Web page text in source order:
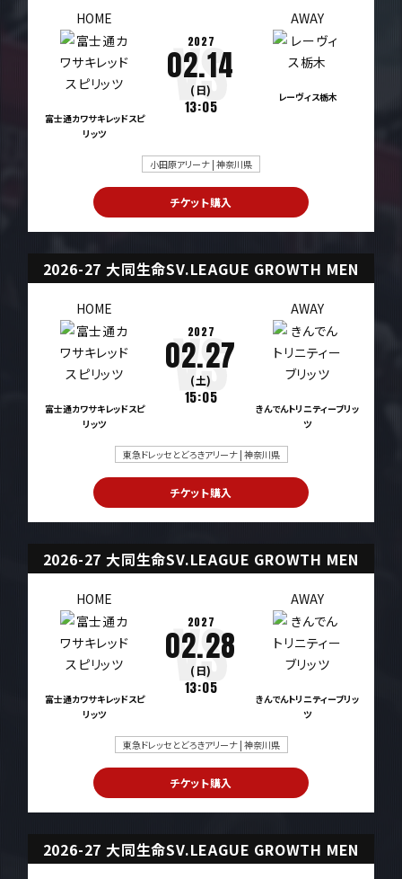
HOME
富士通カワサキレッドスピ
リッツ
2027
02.14
(日)
13:05
AWAY
レーヴィス栃木
小田原アリーナ | 神奈川県
チケット購入
2026-27 大同生命SV.LEAGUE GROWTH MEN
HOME
富士通カワサキレッドスピ
リッツ
2027
02.27
(土)
15:05
AWAY
きんでんトリニティーブリッ
ツ
東急ドレッセとどろきアリーナ | 神奈川県
チケット購入
2026-27 大同生命SV.LEAGUE GROWTH MEN
HOME
富士通カワサキレッドスピ
リッツ
2027
02.28
(日)
13:05
AWAY
きんでんトリニティーブリッ
ツ
東急ドレッセとどろきアリーナ | 神奈川県
チケット購入
2026-27 大同生命SV.LEAGUE GROWTH MEN